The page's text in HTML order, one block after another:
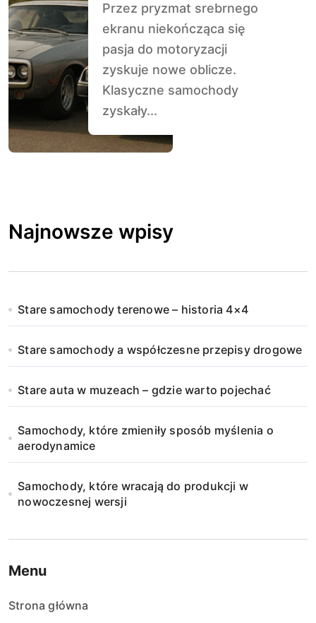
Przez pryzmat srebrnego
ekranu niekończąca się
pasja do motoryzacji
zyskuje nowe oblicze.
Klasyczne samochody
zyskały...
Najnowsze wpisy
Stare samochody terenowe – historia 4×4
Stare samochody a współczesne przepisy drogowe
Stare auta w muzeach – gdzie warto pojechać
Samochody, które zmieniły sposób myślenia o
aerodynamice
Samochody, które wracają do produkcji w
nowoczesnej wersji
Menu
Strona główna